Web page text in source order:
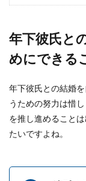
年下彼氏と
めにできる
年下彼氏との結婚
うための努力は惜
を推し進めること
たいですよね。